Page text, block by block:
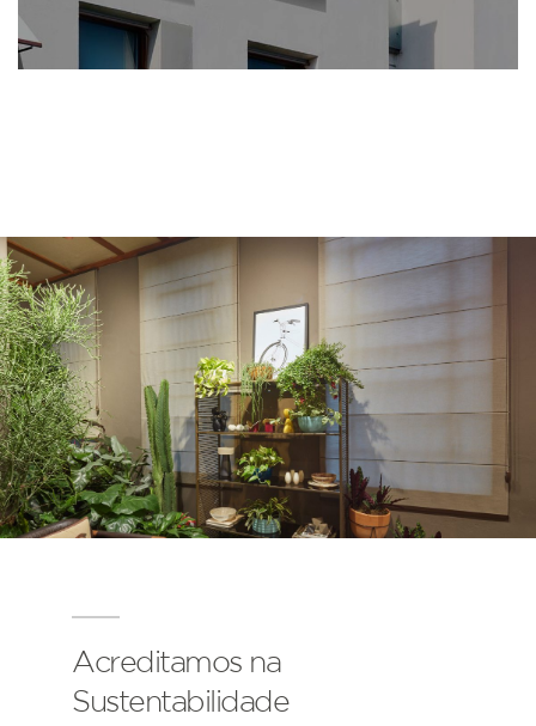
Acreditamos na
Sustentabilidade